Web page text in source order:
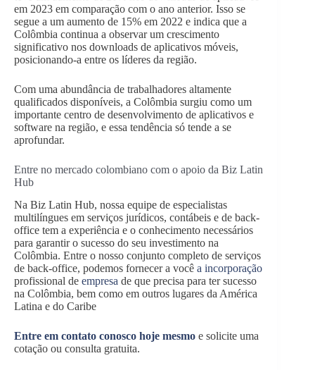
em 2023 em comparação com o ano anterior. Isso se
segue a um aumento de 15% em 2022 e indica que a
Colômbia continua a observar um crescimento
significativo nos downloads de aplicativos móveis,
posicionando-a entre os líderes da região.
Com uma abundância de trabalhadores altamente
qualificados disponíveis, a Colômbia surgiu como um
importante centro de desenvolvimento de aplicativos e
software na região, e essa tendência só tende a se
aprofundar.
Entre no mercado colombiano com o apoio da Biz Latin
Hub
Na Biz Latin Hub, nossa equipe de especialistas
multilíngues em serviços jurídicos, contábeis e de back-
office tem a experiência e o conhecimento necessários
para garantir o sucesso do seu investimento na
Colômbia. Entre o nosso conjunto completo de serviços
de back-office, podemos fornecer a você a incorporação
profissional de empresa de que precisa para ter sucesso
na Colômbia, bem como em outros lugares da América
Latina e do Caribe
Entre em contato conosco hoje mesmo e solicite uma
cotação ou consulta gratuita.